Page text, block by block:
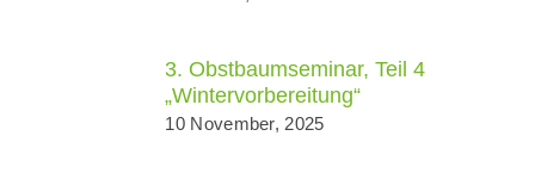
3. Obstbaumseminar, Teil 4
„Wintervorbereitung“
10 November, 2025